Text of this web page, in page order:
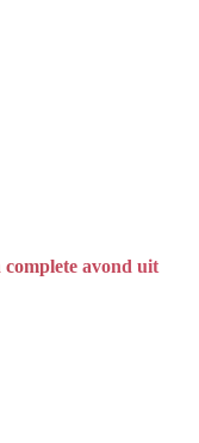
complete avond uit